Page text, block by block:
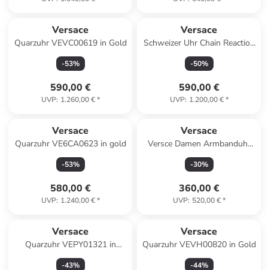
Versace
Quarzuhr VEVC00619 in Gold
-53%
590,00 €
UVP: 1.260,00 €*
Versace
Schweizer Uhr Chain Reaction
in schwarz
-50%
590,00 €
UVP: 1.200,00 €*
Versace
Quarzuhr VE6CA0623 in gold
-53%
580,00 €
UVP: 1.240,00 €*
Versace
Versce Damen Armbanduhr
V-CIRCLE 38 MM VE8104122
in schwarz
-30%
360,00 €
UVP: 520,00 €*
Versace
Quarzuhr VEPY01321 in
Bicolor
-43%
Versace
Quarzuhr VEVH00820 in Gold
-44%